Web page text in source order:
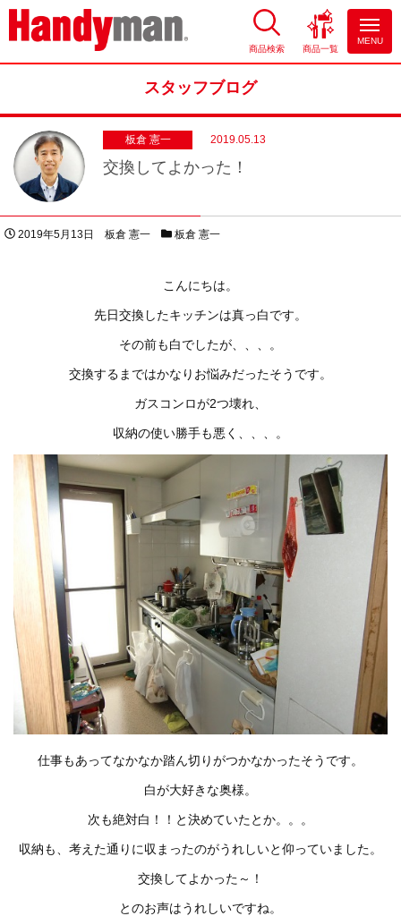
お風呂やキッチンのリフォーム
商品検索 商品一覧
MENU
スタッフブログ
板倉 憲一 2019.05.13
交換してよかった！
投稿日
2019年5月13日 著者
板倉 憲一 スタッフブログカテゴリー
板倉 憲一
こんにちは。
先日交換したキッチンは真っ白です。
その前も白でしたが、、、。
交換するまではかなりお悩みだったそうです。
ガスコンロが2つ壊れ、
収納の使い勝手も悪く、、、。
仕事もあってなかなか踏ん切りがつかなかったそうです。
白が大好きな奥様。
次も絶対白！！と決めていたとか。。。
収納も、考えた通りに収まったのがうれしいと仰っていました。
交換してよかった～！
とのお声はうれしいですね。